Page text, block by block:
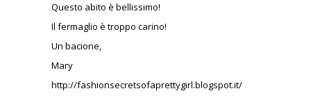
Questo abito è bellissimo!
Il fermaglio è troppo carino!
Un bacione,
Mary
http://fashionsecretsofaprettygirl.blogspot.it/